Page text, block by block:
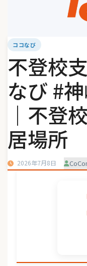
ココなび
不登校
なび #
｜不登
居場所
2026年7月8日